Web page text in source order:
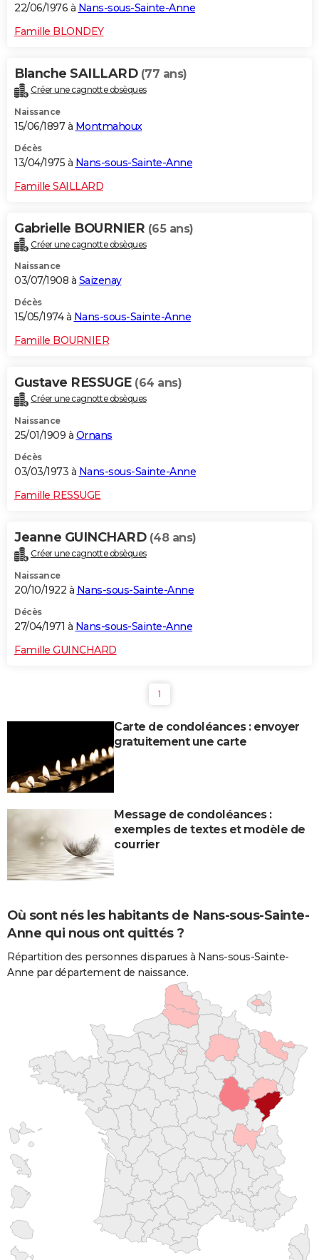
22/06/1976 à Nans-sous-Sainte-Anne
Famille BLONDEY
Blanche SAILLARD (77 ans)
Créer une cagnotte obsèques
Naissance
15/06/1897 à Montmahoux
Décès
13/04/1975 à Nans-sous-Sainte-Anne
Famille SAILLARD
Gabrielle BOURNIER (65 ans)
Créer une cagnotte obsèques
Naissance
03/07/1908 à Saizenay
Décès
15/05/1974 à Nans-sous-Sainte-Anne
Famille BOURNIER
Gustave RESSUGE (64 ans)
Créer une cagnotte obsèques
Naissance
25/01/1909 à Ornans
Décès
03/03/1973 à Nans-sous-Sainte-Anne
Famille RESSUGE
Jeanne GUINCHARD (48 ans)
Créer une cagnotte obsèques
Naissance
20/10/1922 à Nans-sous-Sainte-Anne
Décès
27/04/1971 à Nans-sous-Sainte-Anne
Famille GUINCHARD
1
Carte de condoléances : envoyer
gratuitement une carte
Message de condoléances :
exemples de textes et modèle de
courrier
Où sont nés les habitants de Nans-sous-Sainte-
Anne qui nous ont quittés ?
Répartition des personnes disparues à Nans-sous-Sainte-
Anne par département de naissance.